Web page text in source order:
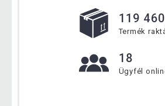
119
Termék
18
Ügyfél